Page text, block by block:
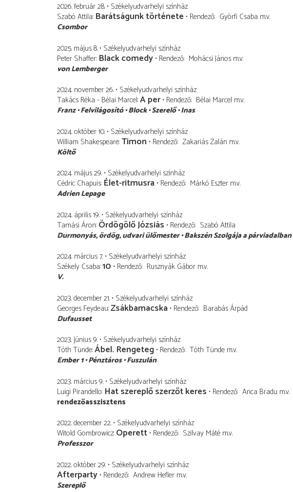
2026. február 28. Székelyudvarhelyi színház
Szabó Attila Barátságunk története Rendező Györfi Csaba m.v.
Csombor
2025. május 8. Székelyudvarhelyi színház
Peter Shaffer Black comedy Rendező Mohácsi János m.v.
von Lemberger
2024. november 26. Székelyudvarhelyi színház
Takács Réka - Bélai Marcel A per Rendező Bélai Marcel m.v.
Franz Felvilágosító Block Szerelő Inas
2024. október 10. Székelyudvarhelyi színház
William Shakespeare Timon Rendező Zakariás Zalán m.v.
Költő
2024. május 29. Székelyudvarhelyi színház
Cédric Chapuis Élet-ritmusra Rendező Márkó Eszter m.v.
Adrien Lepage
2024. április 19. Székelyudvarhelyi színház
Tamási Áron Ördögölő Józsiás Rendező Szabó Attila
Durmonyás ördög, udvari ülőmester Bakszén Szolgája a párviadalban
2024. március 7. Székelyudvarhelyi színház
Székely Csaba 10 Rendező Rusznyák Gábor m.v.
V.
2023. december 21. Székelyudvarhelyi színház
Georges Feydeau Zsákbamacska Rendező Barabás Árpád
Dufausset
2023. június 9. Székelyudvarhelyi színház
Tóth Tünde Ábel. Rengeteg Rendező Tóth Tünde m.v.
Ember 1 Pénztáros Fuszulán
2023. március 9. Székelyudvarhelyi színház
Luigi Pirandello Hat szereplő szerzőt keres Rendező Anca Bradu m.v.
rendezőasszisztens
2022. december 22. Székelyudvarhelyi színház
Witold Gombrowicz Operett Rendező Szilvay Máté m.v.
Professzor
2022. október 29. Székelyudvarhelyi színház
Afterparty Rendező Andrew Hefler m.v.
Szereplő